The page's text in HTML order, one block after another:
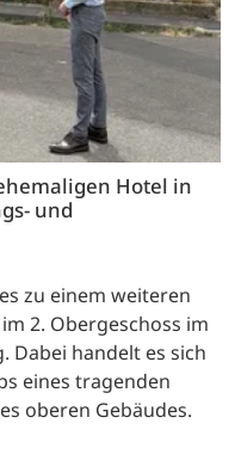
Hotel in
und
zu einem weiteren
2. Obergeschoss im
Dabei handelt es sich
eines tragenden
oberen Gebäudes.